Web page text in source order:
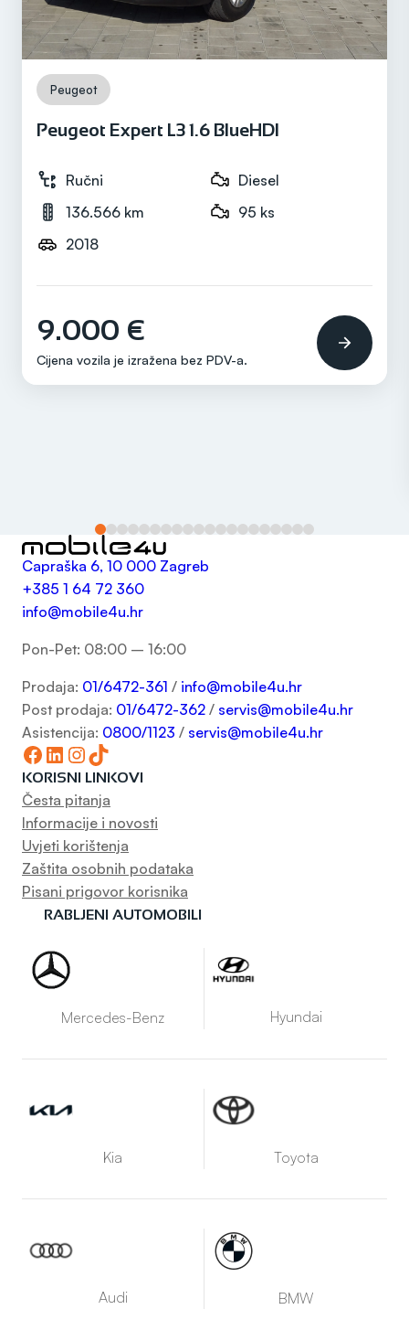
Peugeot
Peugeot Expert L3 1.6 BlueHDI
Ručni
Diesel
136.566 km
95 ks
2018
9.000 €
Cijena vozila je izražena bez PDV-a.
Capraška 6, 10 000 Zagreb
+385 1 64 72 360
info@mobile4u.hr
Pon-Pet: 08:00 – 16:00
Prodaja: 01/6472-361 / info@mobile4u.hr
Post prodaja: 01/6472-362 / servis@mobile4u.hr
Asistencija: 0800/1123 / servis@mobile4u.hr
Facebook LinkedIn InstagramTikTok
KORISNI LINKOVI
Česta pitanja
Informacije i novosti
Uvjeti korištenja
Zaštita osobnih podataka
Pisani prigovor korisnika
RABLJENI AUTOMOBILI
Mercedes-Benz Hyundai
Kia Toyota
Audi BMW